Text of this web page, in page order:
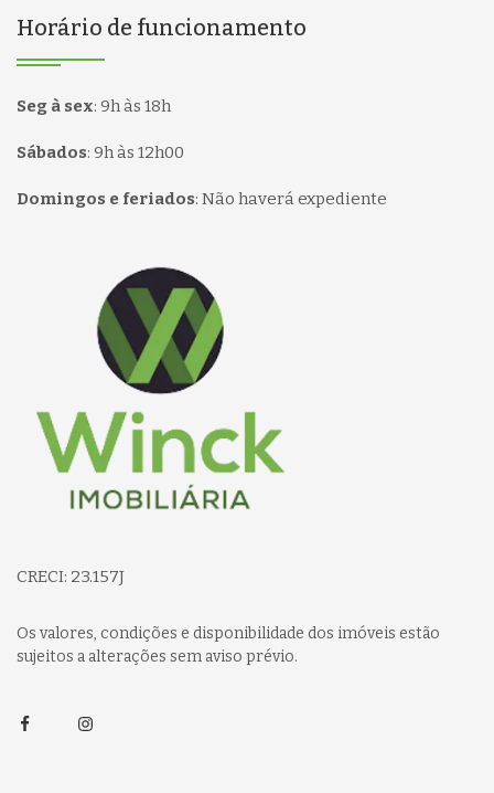
Horário de funcionamento
Seg à sex: 9h às 18h
Sábados: 9h às 12h00
Domingos e feriados: Não haverá expediente
Página inicial
CRECI: 23.157J
Os valores, condições e disponibilidade dos imóveis estão
sujeitos a alterações sem aviso prévio.
FacebookInstagram